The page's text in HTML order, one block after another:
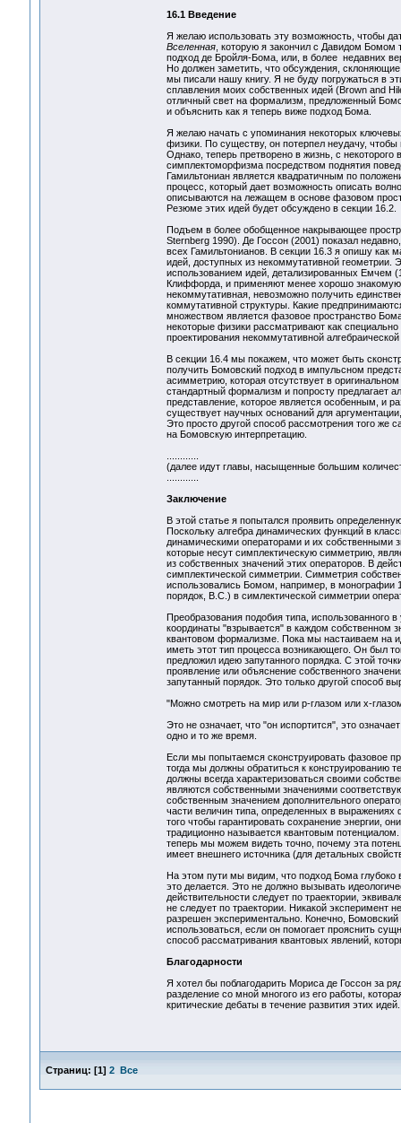
16.1 Введение
Я желаю использовать эту возможность, чтобы
Вселенная, которую я закончил с Давидом Бомом
подход де Бройля-Бома, или, в более недавних
Но должен заметить, что обсуждения,
мы писали нашу книгу. Я не буду погружаться в
сплавления моих собственных идей (Brown and
отличный свет на формализм, предложенный
и объяснить как я теперь виже подход Бома.
Я желаю начать с упоминания некоторых
физики. По существу, он потерпел неудачу,
Однако, теперь претворено в жизнь, с
симплектоморфизма посредством поднятия
Гамильтониан является квадратичным по
процесс, который дает возможность описать
описываются на лежащем в основе фазовом
Резюме этих идей будет обсуждено в секции 16.2.
Подъем в более обобщенное накрывающее
Sternberg 1990). Де Госсон (2001) показал
всех Гамильтонианов. В секции 16.3 я опишу как
идей, доступных из некоммутативной геометрии.
использованием идей, детализированных Емчем
Клиффорда, и применяют менее хорошо знакомую
некоммутативная, невозможно получить
коммутативной структуры. Какие
множеством является фазовое пространство
некоторые физики рассматривают как
проектирования некоммутативной
В секции 16.4 мы покажем, что может быть
получить Бомовский подход в импульсном
асимметрию, которая отсутствует в
стандартный формализм и попросту предлагает
представление, которое является особенным, и
существует научных оснований для
Это просто другой способ рассмотрения того же
на Бомовскую интерпретацию.
(далее идут главы, насыщенные большим
Заключение
В этой статье я попытался проявить
Поскольку алгебра динамических функций в
динамическими операторами и их собственными
которые несут симплектическую симметрию,
из собственных значений этих операторов. В
симплектической симметрии. Симметрия
использовались Бомом, например, в монографии
порядок, В.С.) в симлектической симметрии
Преобразования подобия типа, использованного
координаты "взрывается" в каждом собственном
квантовом формализме. Пока мы настаиваем на
иметь этот тип процесса возникающего. Он был
предложил идею запутанного порядка. С этой
проявление или объяснение собственного
запутанный порядок. Это только другой способ
"Можно смотреть на мир или р-глазом или х-
Это не означает, что "он испортится", это
одно и то же время.
Если мы попытаемся сконструировать фазовое
тогда мы должны обратиться к конструированию
должны всегда характеризоваться своими
являются собственными значениями
собственным значением дополнительного
части величин типа, определенных в
того чтобы гарантировать сохранение энергии,
традиционно называется квантовым
теперь мы можем видеть точно, почему эта
имеет внешнего источника (для детальных
На этом пути мы видим, что подход Бома глубоко
это делается. Это не должно вызывать
действительности следует по траектории,
не следует по траектории. Никакой
разрешен экспериментально. Конечно,
использоваться, если он помогает прояснить
способ рассматривания квантовых явлений,
Благодарности
Я хотел бы поблагодарить Мориса де Госсон за
разделение со мной многого из его работы,
критические дебаты в течение развития этих идей.
Страниц: [1] 2 Все